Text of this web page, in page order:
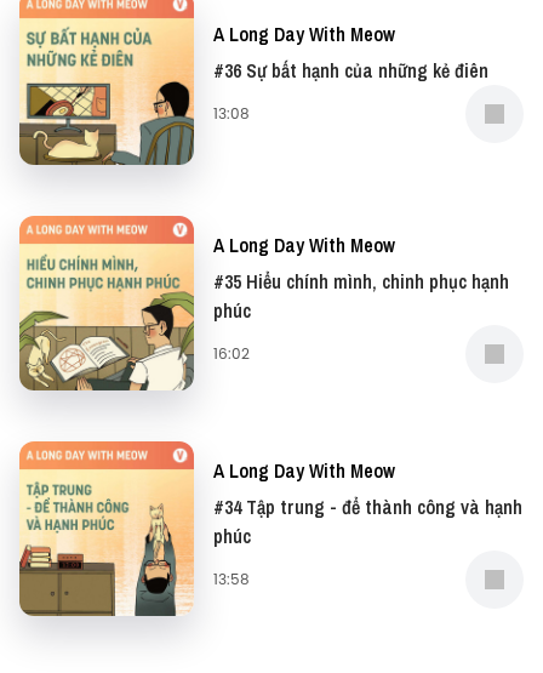
A Long Day With Meow
#36 Sự bất hạnh của những kẻ điên
13:08
A Long Day With Meow
#35 Hiểu chính mình, chinh phục hạnh
phúc
16:02
A Long Day With Meow
#34 Tập trung - để thành công và hạnh
phúc
13:58